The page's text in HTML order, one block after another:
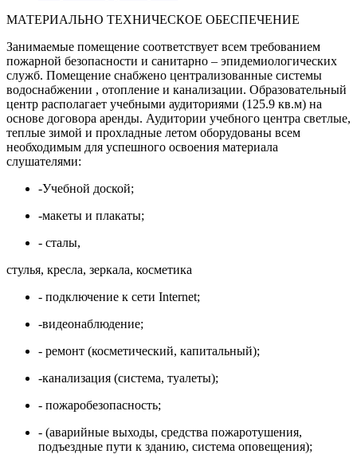
МАТЕРИАЛЬНО ТЕХНИЧЕСКОЕ ОБЕСПЕЧЕНИЕ
Занимаемые помещение соответствует всем требованием
пожарной безопасности и санитарно – эпидемиологических
служб. Помещение снабжено централизованные системы
водоснабжении , отопление и канализации. Образовательный
центр располагает учебными аудиториями (125.9 кв.м) на
основе договора аренды. Аудитории учебного центра светлые,
теплые зимой и прохладные летом оборудованы всем
необходимым для успешного освоения материала
слушателями:
-Учебной доской;
-макеты и плакаты;
- сталы,
стулья, кресла, зеркала, косметика
- подключение к сети Internet;
-видеонаблюдение;
- ремонт (косметический, капитальный);
-канализация (система, туалеты);
- пожаробезопасность;
- (аварийные выходы, средства пожаротушения,
подъездные пути к зданию, система оповещения);